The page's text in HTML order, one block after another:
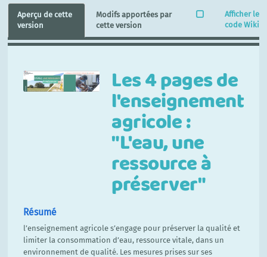
Aperçu de cette
version
Modifs apportées par
cette version
Afficher le
code Wiki
Les 4 pages de
l'enseignement
agricole :
"L'eau, une
ressource à
préserver"
Résumé
l’enseignement agricole s’engage pour préserver la qualité et
limiter la consommation d’eau, ressource vitale, dans un
environnement de qualité. Les mesures prises sur ses